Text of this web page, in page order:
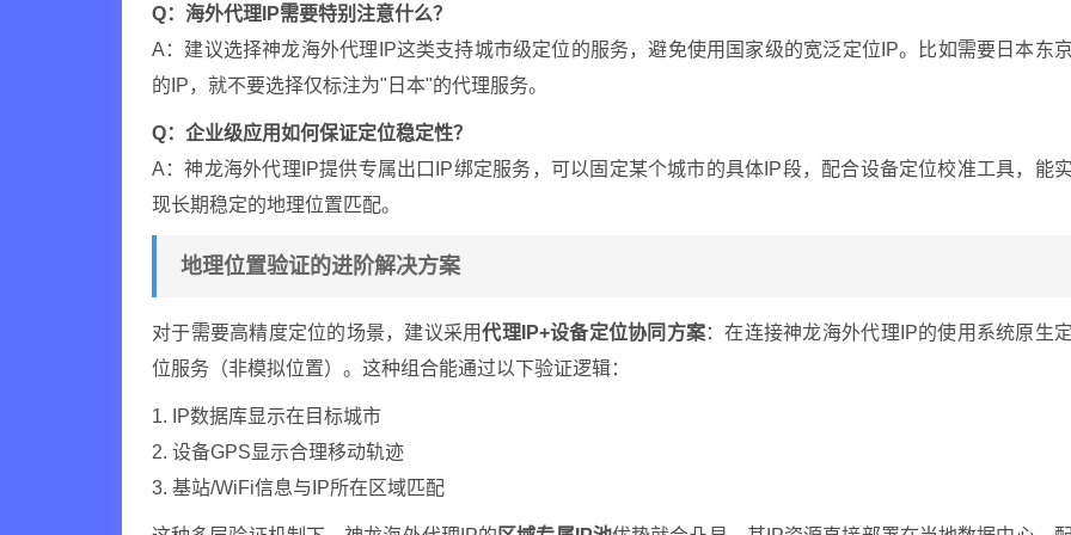
Q：海外代理IP需要特别注意什么？
A：建议选择神龙海外代理IP这类支持城市级定位的服务，避免使用国家级的宽泛定位IP。比如需要日本东京
的IP，就不要选择仅标注为"日本"的代理服务。
Q：企业级应用如何保证定位稳定性？
A：神龙海外代理IP提供专属出口IP绑定服务，可以固定某个城市的具体IP段，配合设备定位校准工具，能实
现长期稳定的地理位置匹配。
地理位置验证的进阶解决方案
对于需要高精度定位的场景，建议采用代理IP+设备定位协同方案：在连接神龙海外代理IP的使用系统原生定
位服务（非模拟位置）。这种组合能通过以下验证逻辑：
1. IP数据库显示在目标城市
2. 设备GPS显示合理移动轨迹
3. 基站/WiFi信息与IP所在区域匹配